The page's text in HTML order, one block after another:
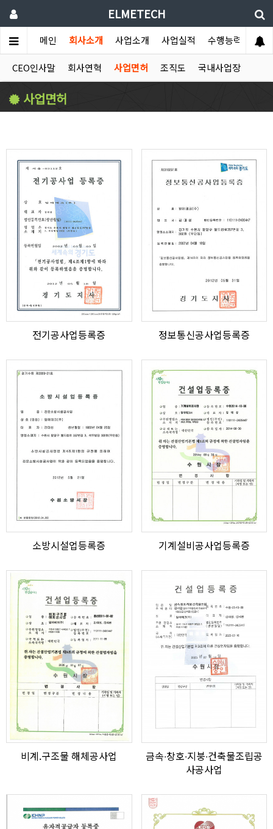
ELMETECH
메인 회사소개 사업소개 사업실적 수행능력 홍
CEO인사말 회사연혁 사업면허 조직도 국내사업장
사업면허
전기공사업등록증 정보통신공사업등록증
소방시설업등록증 기계설비공사업등록증
비계.구조물 해체공사업
금속∙창호∙지붕∙건축물조립공
사공사업